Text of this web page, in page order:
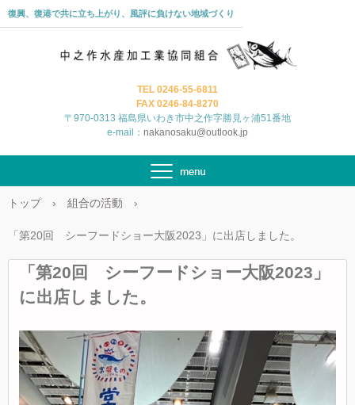
復興、復港で共に立ち上がり、風評に負けない地域づくり
TEL 0246-55-6811
FAX 0246-84-8270
〒970-0313 福島県いわき市中之作字勝見ヶ浦51番地
e-mail： nakanosaku@outlook.jp
トップ › 組合の活動 ›
「第20回 シーフードショー大阪2023」に出店しました。
「第20回 シーフードショー大阪2023」
に出店しました。